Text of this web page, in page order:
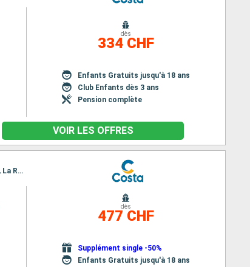
dès
334 CHF
Enfants Gratuits jusqu'à 18 ans
Club Enfants dès 3 ans
Pension complète
VOIR LES OFFRES
Itinéraire : Marseille, Savone, Barcelone, Malaga, Las Palmas, Pointe à Pitre, Saint-Martin (Philipsburg), La Romana
dès
477 CHF
Supplément single -50%
Enfants Gratuits jusqu'à 18 ans